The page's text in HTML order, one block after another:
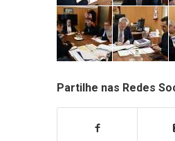
Partilhe nas Redes